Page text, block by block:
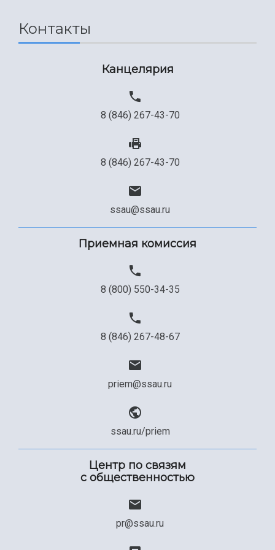
Сведения об образовательной организации
Контакты
Канцелярия
8 (846) 267-43-70
8 (846) 267-43-70
ssau@ssau.ru
Приемная комиссия
8 (800) 550-34-35
8 (846) 267-48-67
priem@ssau.ru
ssau.ru/priem
Центр по связям
с общественностью
pr@ssau.ru